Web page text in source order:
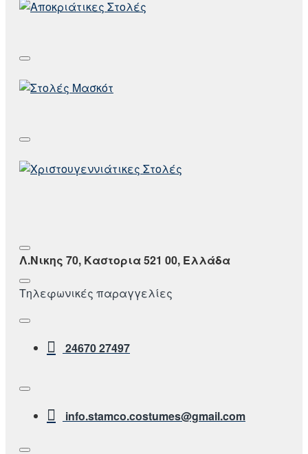
Λ.Νικης 70, Καστορια 521 00, Ελλάδα
Τηλεφωνικές παραγγελίες
24670 27497
info.stamco.costumes@gmail.com